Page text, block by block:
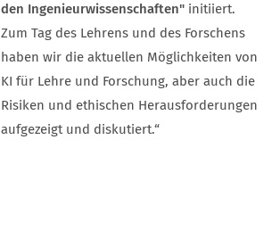
den Ingenieurwissenschaften" initiiert.
Zum Tag des Lehrens und des Forschens
haben wir die aktuellen Möglichkeiten von
KI für Lehre und Forschung, aber auch die
Risiken und ethischen Herausforderungen
aufgezeigt und diskutiert.“